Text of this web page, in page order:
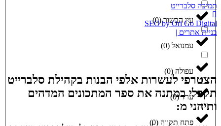
עין הבשור(
0
)
עמנואל (
0
)
עפולה (
0
)
ערד(
0
)
פתח תקווה (
0
)
תמיכה סלברייט
SEO by Ori Go Digital
בניית אתרים |
הצטרפי לעשרות אלפי הבנות בקהילת סלברייט
תקבלי במתנה את ספר המתכונים המדהים
ותיהני מ: